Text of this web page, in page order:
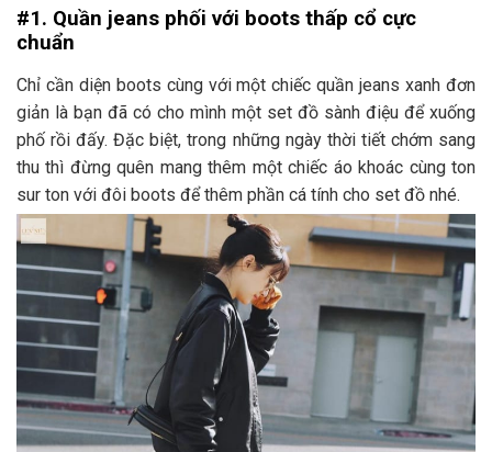
#1. Quần jeans phối với boots thấp cổ cực
chuẩn
Chỉ cần diện boots cùng với một chiếc quần jeans xanh đơn
giản là bạn đã có cho mình một set đồ sành điệu để xuống
phố rồi đấy. Đặc biệt, trong những ngày thời tiết chớm sang
thu thì đừng quên mang thêm một chiếc áo khoác cùng ton
sur ton với đôi boots để thêm phần cá tính cho set đồ nhé.